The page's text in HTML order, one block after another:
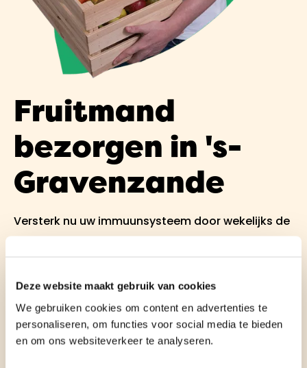
Deze website maakt gebruik van cookies
We gebruiken cookies om content en advertenties te
personaliseren, om functies voor social media te bieden
en om ons websiteverkeer te analyseren.
Fruitmand
bezorgen in 's-
Gravenzande
Versterk nu uw immuunsysteem door wekelijks de
kosteloos leveren van vers fruit aan uw huis,
bieden wij u ook de optie om heerlijke verse
smoothies of sappen toe te voegen aan uw